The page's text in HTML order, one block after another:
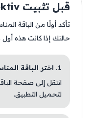
قبل تثبيت Hyperspektiv
تأكد أولًا من الباقة
حالتك إذا كانت هذه
1. اختر الباقة المناسبة
انتقل إلى صفحة
لتحميل التطبيق.